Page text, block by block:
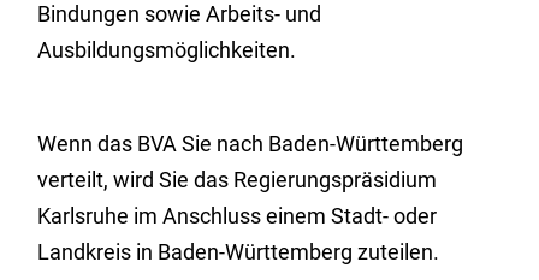
Bindungen sowie Arbeits- und
Ausbildungsmöglichkeiten.
Wenn das BVA Sie nach Baden-Württemberg
verteilt, wird Sie das Regierungspräsidium
Karlsruhe im Anschluss einem Stadt- oder
Landkreis in Baden-Württemberg zuteilen.